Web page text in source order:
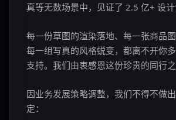
真等无数场景中，见证了 2.5 亿+ 设计
每一份草图的渲染落地、每一张商品图
每一组写真的风格蜕变，都离不开你
支持。我们由衷感恩这份珍贵的同行之
因业务发展策略调整，我们不得不做
定：